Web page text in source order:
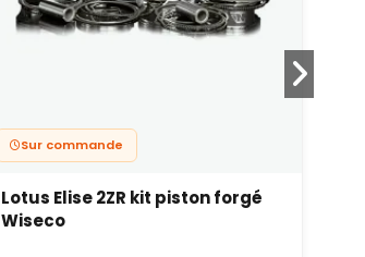
Sur commande
Lotus Elise 2ZR kit piston forgé
Wiseco